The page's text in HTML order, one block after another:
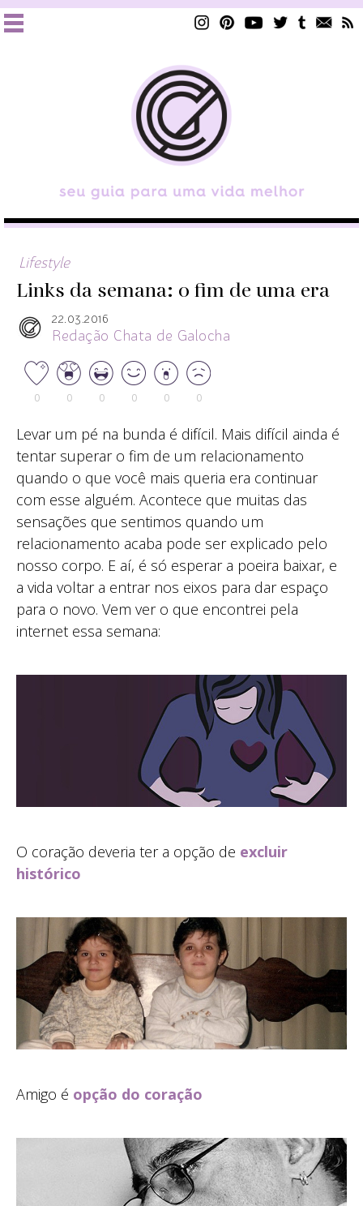
Lifestyle
Links da semana: o fim de uma era
22.03.2016
Redação Chata de Galocha
0 0 0 0 0 0
Levar um pé na bunda é difícil. Mais difícil ainda é
tentar superar o fim de um relacionamento
quando o que você mais queria era continuar
com esse alguém. Acontece que muitas das
sensações que sentimos quando um
relacionamento acaba pode ser explicado pelo
nosso corpo. E aí, é só esperar a poeira baixar, e
a vida voltar a entrar nos eixos para dar espaço
para o novo. Vem ver o que encontrei pela
internet essa semana:
O coração deveria ter a opção de excluir
histórico
Amigo é opção do coração